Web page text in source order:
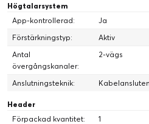
Öka dramatiken
vågledare projicerar ljudet från
bearbetning positionerar
Högtalarsystem
App-kontrollerad:
Ja
Förstärkningstyp:
Aktiv
Antal
övergångskanaler:
2-vägs
Anslutningsteknik:
Header
Förpackad kvantitet:
1